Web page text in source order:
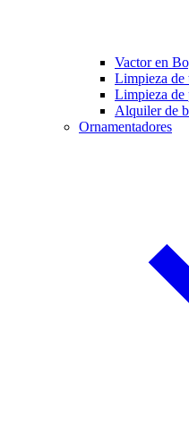
Vactor en
Limpieza de
Limpieza de
Alquiler de
Ornamentadores